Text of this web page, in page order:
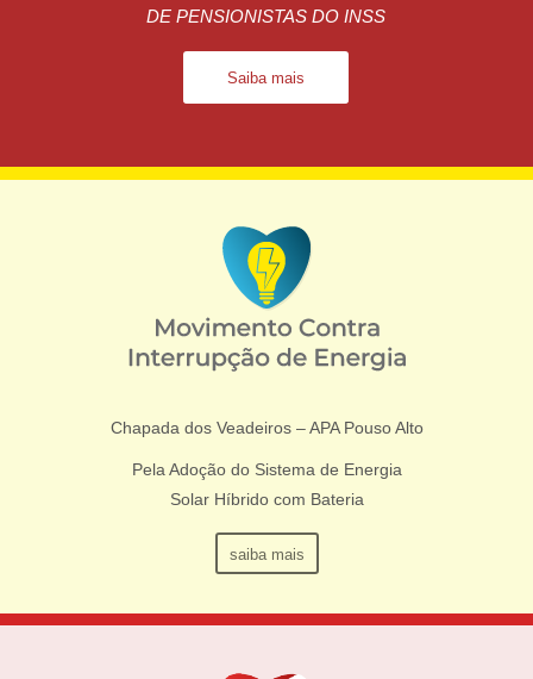
DE PENSIONISTAS DO INSS
Saiba mais
Chapada dos Veadeiros – APA Pouso Alto
Pela Adoção do Sistema de Energia
Solar Híbrido com Bateria
saiba mais